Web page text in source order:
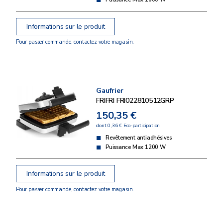
Informations sur le produit
Pour passer commande, contactez votre magasin.
Gaufrier
FRIFRI FRI022810512GRP
150,35 €
dont 0,36 € Eco-participation
Revêtement antiadhésives
Puissance Max 1200 W
Informations sur le produit
Pour passer commande, contactez votre magasin.